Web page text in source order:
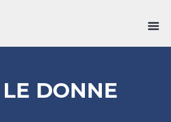
DONNE